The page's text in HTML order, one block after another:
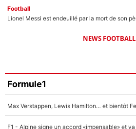
Football
NEWS FOOTBALL
Formule1